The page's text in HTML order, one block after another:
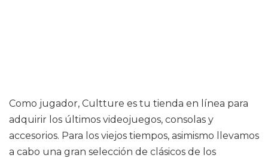
Como jugador, Cultture es tu tienda en línea para
adquirir los últimos videojuegos, consolas y
accesorios. Para los viejos tiempos, asimismo llevamos
a cabo una gran selección de clásicos de los